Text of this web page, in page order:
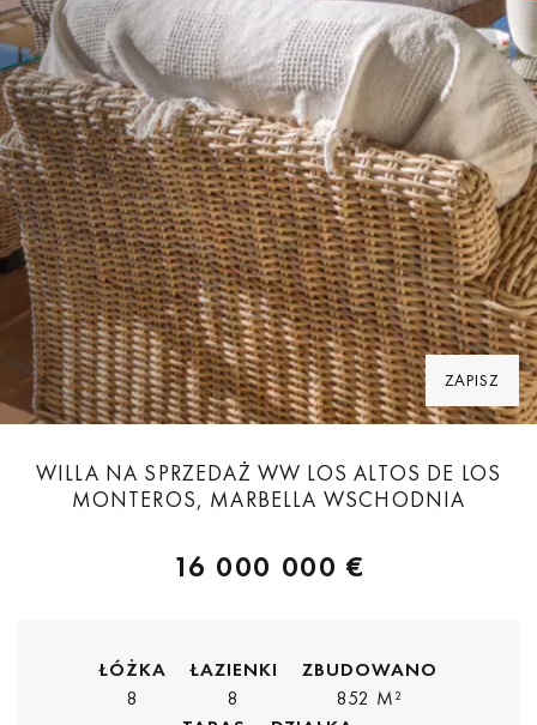
ZAPISZ
WILLA NA SPRZEDAŻ WW LOS ALTOS DE LOS
MONTEROS, MARBELLA WSCHODNIA
16 000 000 €
ŁÓŻKA
8
ŁAZIENKI
8
ZBUDOWANO
852 M²